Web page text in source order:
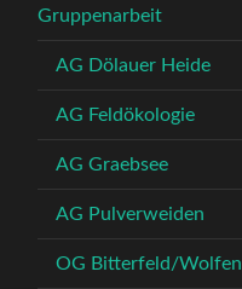
Gruppenarbeit
AG Dölauer Heide
AG Feldökologie
AG Graebsee
AG Pulverweiden
OG Bitterfeld/Wolfen